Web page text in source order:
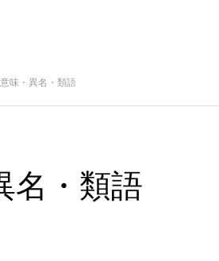
味・異名・類語
名・類語